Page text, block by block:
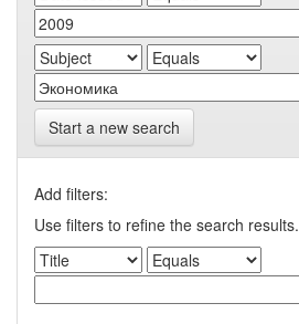
Start a new search
Add filters:
Use filters to refine the search results.